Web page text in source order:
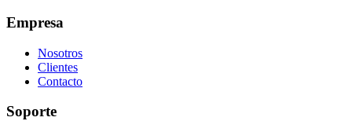
Empresa
Nosotros
Clientes
Contacto
Soporte